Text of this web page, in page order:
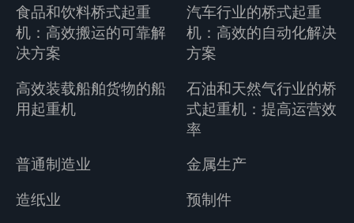
食品和饮料桥式起重
机：高效搬运的可靠解
决方案
汽车行业的桥式起重
机：高效的自动化解决
方案
高效装载船舶货物的船
用起重机
石油和天然气行业的桥
式起重机：提高运营效
率
普通制造业
金属生产
造纸业
预制件